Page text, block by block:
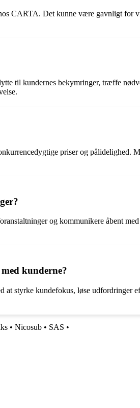
CARTA. Det kunne være gavnligt for
til kundernes bekymringer, træffe
priser og pålidelighed.
og kommunikere åbent
kunderne?
at styrke kundefokus, løse udfordringer
• Nicosub • SAS •